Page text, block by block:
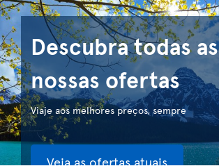
Descubra todas as
nossas ofertas
Viaje aos melhores preços, sempre
Veja as ofertas atuais